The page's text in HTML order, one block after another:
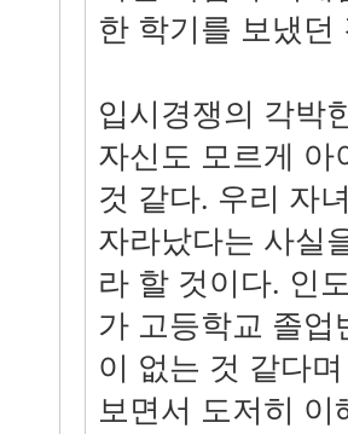
한 학기를 보냈던
입시경쟁의 각박
자신도 모르게 아
것 같다. 우리 자
자라났다는 사실
라 할 것이다. 인
가 고등학교 졸업
이 없는 것 같다
보면서 도저히 이